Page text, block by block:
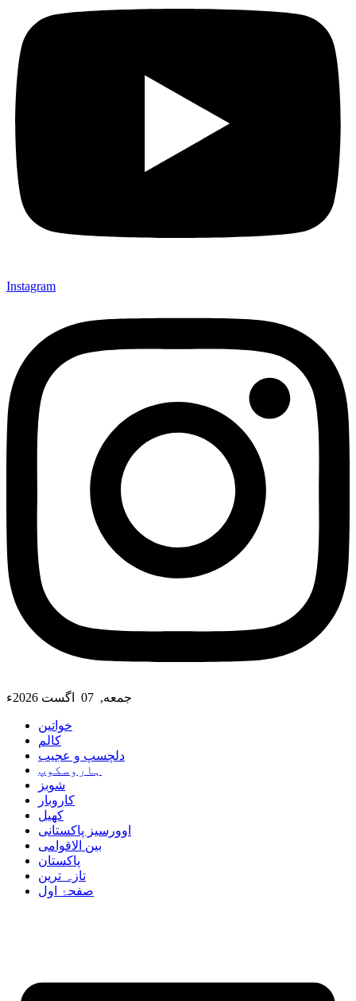
Instagram
جمعه, 07 اگست 2026ء
خواتین
کالم
دلچسپ و عجیب
ہاروسکوپ
شوبز
کاروبار
کھیل
اوورسیز پاکستانی
بین الاقوامی
پاکستان
تازہ ترین
صفحۂ اول